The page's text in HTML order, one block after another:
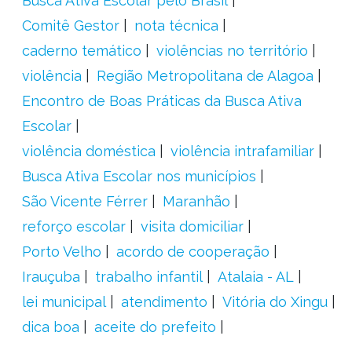
Comitê Gestor
nota técnica
caderno temático
violências no território
violência
Região Metropolitana de Alagoa
Encontro de Boas Práticas da Busca Ativa
Escolar
violência doméstica
violência intrafamiliar
Busca Ativa Escolar nos municípios
São Vicente Férrer
Maranhão
reforço escolar
visita domiciliar
Porto Velho
acordo de cooperação
Irauçuba
trabalho infantil
Atalaia - AL
lei municipal
atendimento
Vitória do Xingu
dica boa
aceite do prefeito